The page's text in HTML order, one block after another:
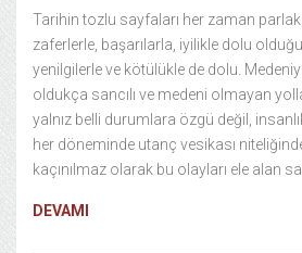
Tarihin tozlu sayfaları her zaman
zaferlerle, başarılarla, iyilikle dolu
yenilgilerle ve kötülükle de dolu.
oldukça sancılı ve medeni olmayan
yalnız belli durumlara özgü değil,
her döneminde utanç vesikası
kaçınılmaz olarak bu olayları ele alan
DEVAMI